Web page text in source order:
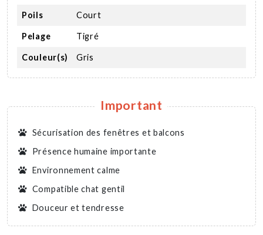
Poils Court
Pelage Tigré
Couleur(s) Gris
Important
Sécurisation des fenêtres et balcons
Présence humaine importante
Environnement calme
Compatible chat gentil
Douceur et tendresse